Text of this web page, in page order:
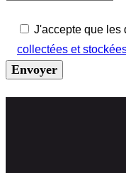
J'accepte que les
collectées et